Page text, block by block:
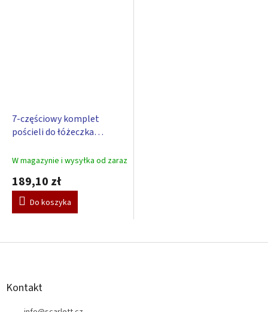
7-częściowy komplet
pościeli do łóżeczka
41 cm – biały
W magazynie i wysyłka od zaraz
189,10 zł
Do koszyka
S
Kontakt